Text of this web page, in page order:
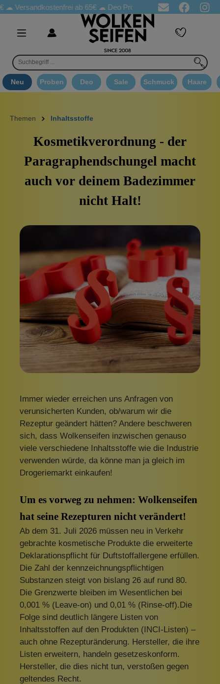
ab 65€ ☁ Deo Proben in jeder Bestellung ☁
Neu Proben Deo Sale Schmuck Haare
Themen Inhaltsstoffe
Kosmetikverordnung - der
Paragraphendschungel macht
auch vor deinem Badezimmer
nicht Halt!
Immer wieder erreichen uns Anfragen von
verunsicherten Kunden, ob/warum wir die
Rezeptur geändert hätten? Andere beschweren
sich, dass Wolkenseifen inzwischen genauso
viele verschiedene Inhaltsstoffe wie die Industrie
verwenden würde, da könne man ja gleich im
Drogeriemarkt einkaufen!
Um es vorweg zu nehmen: Wolkenseifen
hat seine Rezepturen nicht verändert!
Ab dem 31. Juli 2026 müssen neu in Verkehr
gebrachte kosmetische Produkte die erweiterte
Deklarationspflicht für Duftstoffallergene erfüllen.
Die Zahl der kennzeichnungspflichtigen
Substanzen steigt von bislang 26 auf rund 80.
Die Grenzwerte bleiben im Wesentlichen bei
0,001 % (Leave-on) und 0,01 % (Rinse-off).Die
Folge sind deutlich längere Listen von
Inhaltsstoffen auf den Produkten (INCI-Listen) –
auch ohne Rezepturänderung. Hersteller, die ihre
Listen erweitern, handeln gesetzeskonform.
Hersteller, die dies nicht tun, verstoßen gegen
geltendes Recht.